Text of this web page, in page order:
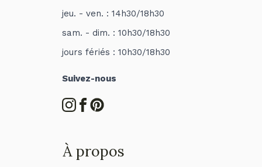
jeu. - ven. : 14h30/18h30
sam. - dim. : 10h30/18h30
jours fériés : 10h30/18h30
Suivez-nous
À propos